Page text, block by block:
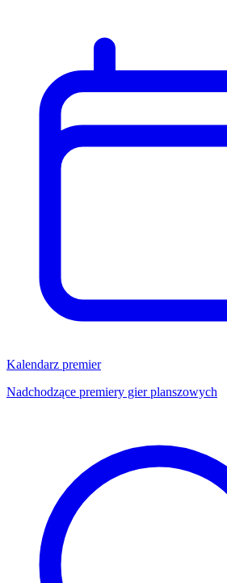
Kalendarz premier
Nadchodzące premiery gier planszowych